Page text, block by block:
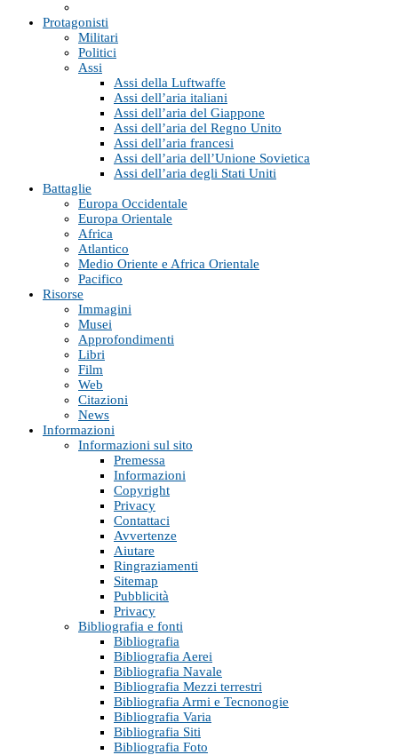
Protagonisti
Militari
Politici
Assi
Assi della Luftwaffe
Assi dell’aria italiani
Assi dell’aria del Giappone
Assi dell’aria del Regno Unito
Assi dell’aria francesi
Assi dell’aria dell’Unione Sovietica
Assi dell’aria degli Stati Uniti
Battaglie
Europa Occidentale
Europa Orientale
Africa
Atlantico
Medio Oriente e Africa Orientale
Pacifico
Risorse
Immagini
Musei
Approfondimenti
Libri
Film
Web
Citazioni
News
Informazioni
Informazioni sul sito
Premessa
Informazioni
Copyright
Privacy
Contattaci
Avvertenze
Aiutare
Ringraziamenti
Sitemap
Pubblicità
Privacy
Bibliografia e fonti
Bibliografia
Bibliografia Aerei
Bibliografia Navale
Bibliografia Mezzi terrestri
Bibliografia Armi e Tecnonogie
Bibliografia Varia
Bibliografia Siti
Bibliografia Foto